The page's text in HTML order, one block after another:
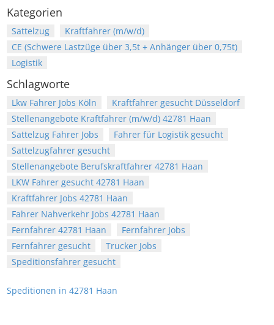
Kategorien
Sattelzug
Kraftfahrer (m/w/d)
CE (Schwere Lastzüge über 3,5t + Anhänger über 0,75t)
Logistik
Schlagworte
Lkw Fahrer Jobs Köln
Kraftfahrer gesucht Düsseldorf
Stellenangebote Kraftfahrer (m/w/d) 42781 Haan
Sattelzug Fahrer Jobs
Fahrer für Logistik gesucht
Sattelzugfahrer gesucht
Stellenangebote Berufskraftfahrer 42781 Haan
LKW Fahrer gesucht 42781 Haan
Kraftfahrer Jobs 42781 Haan
Fahrer Nahverkehr Jobs 42781 Haan
Fernfahrer 42781 Haan
Fernfahrer Jobs
Fernfahrer gesucht
Trucker Jobs
Speditionsfahrer gesucht
Speditionen in 42781 Haan